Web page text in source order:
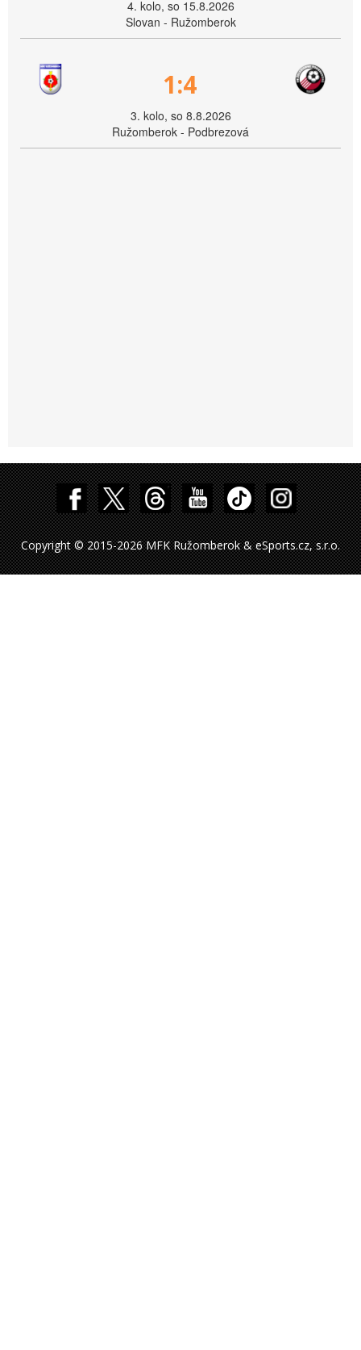
4. kolo, so 15.8.2026
Slovan - Ružomberok
1:4
3. kolo, so 8.8.2026
Ružomberok - Podbrezová
Copyright © 2015-2026 MFK Ružomberok & eSports.cz, s.r.o.